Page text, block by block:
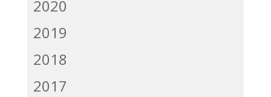
2020
2019
2018
2017